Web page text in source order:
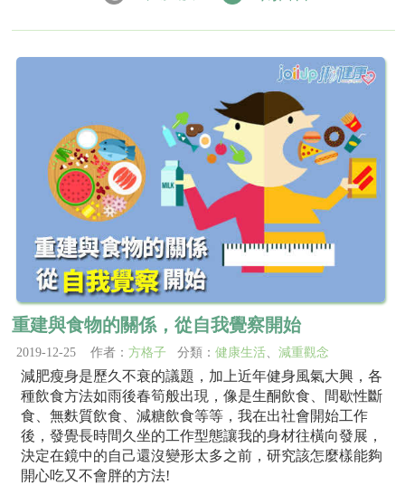
重建與食物的關係，從自我覺察開始
2019-12-25 作者： 方格子 分類： 健康生活 減重觀念
減肥瘦身是歷久不衰的議題，加上近年健身風氣大興，各
種飲食方法如雨後春筍般出現，像是生酮飲食、間歇性斷
食、無麩質飲食、減糖飲食等等，我在出社會開始工作
後，發覺長時間久坐的工作型態讓我的身材往橫向發展，
決定在鏡中的自己還沒變形太多之前，研究該怎麼樣能夠
開心吃又不會胖的方法!